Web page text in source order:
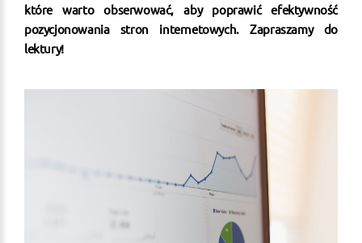
które warto obserwować, aby poprawić efektywność
pozycjonowania stron internetowych. Zapraszamy do
lektury!